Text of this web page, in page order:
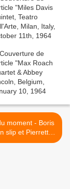
moment - Boris
slip et Pierrette
Le Pen à poil >